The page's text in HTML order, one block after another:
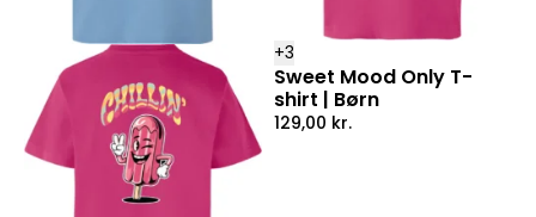
+3
Sweet Mood Only T-
shirt | Børn
129,00 kr.